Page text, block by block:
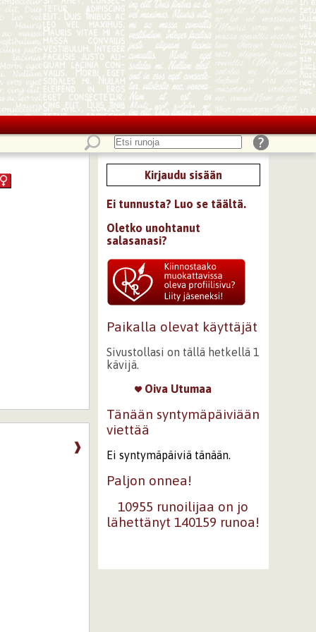
❱
Kirjaudu sisään
Ei tunnusta? Luo se täältä.
Oletko unohtanut
salasanasi?
Paikalla olevat käyttäjät
Sivustollasi on tällä hetkellä 1
kävijä.
Oiva Utumaa
Tänään syntymäpäiviään
viettää
Ei syntymäpäiviä tänään.
Paljon onnea!
10955 runoilijaa on jo
lähettänyt 140159 runoa!